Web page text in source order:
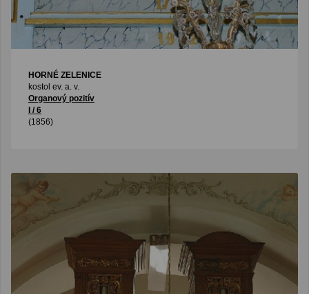
HORNÉ ZELENICE
kostol ev. a. v.
Organový pozitív
I / 6
(1856)